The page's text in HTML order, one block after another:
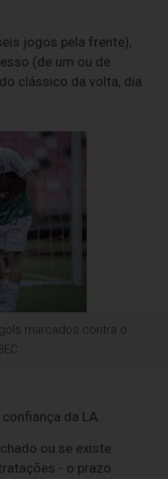
jogos pela frente),
(de um ou de
clássico da volta, dia
marcados contra o
da LA.
ou se existe
- o prazo